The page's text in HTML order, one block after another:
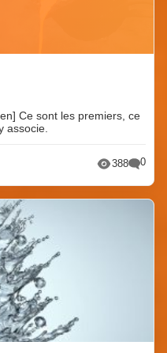
Ce sont les premiers, ce
associe.
388 0